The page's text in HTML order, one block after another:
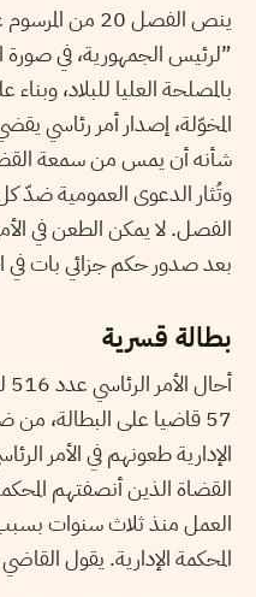
”لرئيس الجمهورية، في صورة
بالمصلحة العليا للبلاد،
المخوّلة، إصدار أمر رئاسي
شأنه أن يمس من سمعة
وتُثار الدعوى العمومية ضدّ
الفصل. لا يمكن الطعن في
بعد صدور حكم جزائي بات في
بطالة قسرية
الإدارية طعونهم في الأمر
القضاة الذين أنصفتهم
العمل منذ ثلاث سنوات بسبب
المحكمة الإدارية. يقول